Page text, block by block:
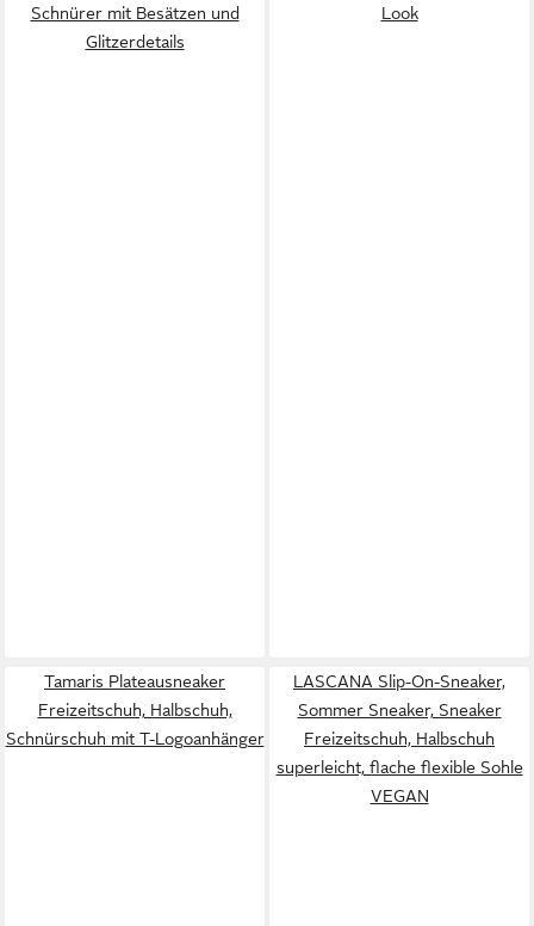
Schnürer mit Besätzen und
Glitzerdetails
Look
Tamaris Plateausneaker
Freizeitschuh, Halbschuh,
Schnürschuh mit T-Logoanhänger
LASCANA Slip-On-Sneaker,
Sommer Sneaker, Sneaker
Freizeitschuh, Halbschuh
superleicht, flache flexible Sohle
VEGAN